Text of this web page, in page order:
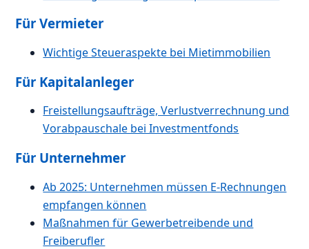
Für Vermieter
Wichtige Steueraspekte bei Mietimmobilien
Für Kapitalanleger
Freistellungsaufträge, Verlustverrechnung und
Vorabpauschale bei Investmentfonds
Für Unternehmer
Ab 2025: Unternehmen müssen E-Rechnungen
empfangen können
Maßnahmen für Gewerbetreibende und
Freiberufler